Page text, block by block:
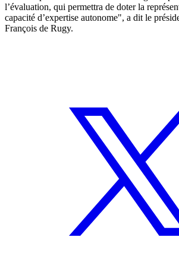
l’évaluation, qui permettra de doter la
capacité d’expertise autonome", a dit le
François de Rugy.